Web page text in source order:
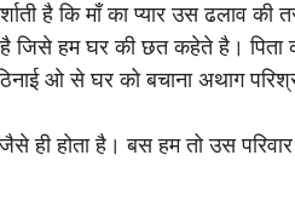
है कि माँ का प्यार उस ढलाव की
हम घर की छत कहेते है। पिता
ओ से घर को बचाना अथाग
ही होता है। बस हम तो उस